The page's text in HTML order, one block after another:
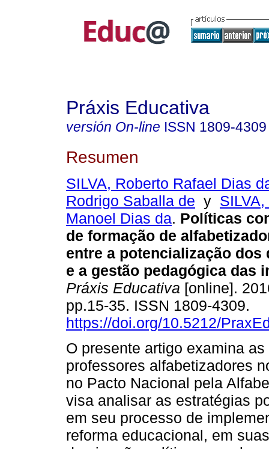
Práxis Educativa
versión On-line ISSN 1809-4309
Resumen
SILVA, Roberto Rafael Dias
Rodrigo Saballa de y
Manoel Dias da. Políticas
de formação de
entre a potencialização dos
e a gestão pedagógica das
Práxis Educativa [online].
pp.15-35. ISSN 1809-4309.
https://doi.org/10.5212/
O presente artigo examina
professores alfabetizadores
no Pacto Nacional pela
visa analisar as estratégias
em seu processo de
reforma educacional, em